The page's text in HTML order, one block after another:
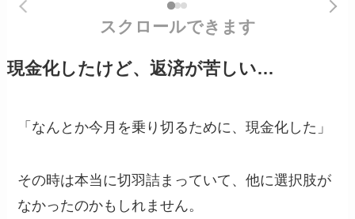
スクロールできます
現金化したけど、返済が苦しい…
「なんとか今月を乗り切るために、現金化した」
その時は本当に切羽詰まっていて、他に選択肢が
なかったのかもしれません。